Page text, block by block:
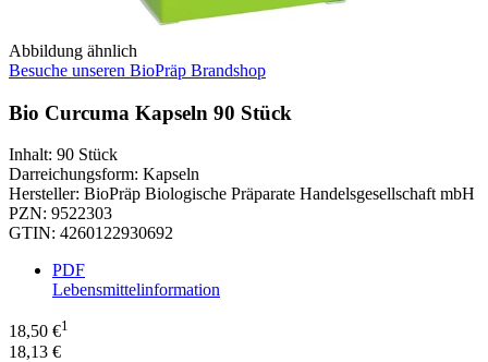
Abbildung ähnlich
Besuche unseren BioPräp Brandshop
Bio Curcuma Kapseln 90 Stück
Inhalt: 90 Stück
Darreichungsform: Kapseln
Hersteller: BioPräp Biologische Präparate Handelsgesellschaft mbH
PZN: 9522303
GTIN: 4260122930692
PDF
Lebensmittelinformation
18,50 €1
18,13 €